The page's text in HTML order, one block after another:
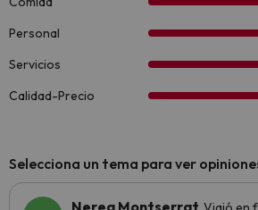
Selecciona un tema para ver